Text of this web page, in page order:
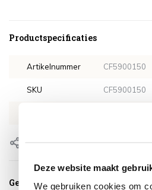
Deze website maakt
We gebruiken cookies om
Productspecificaties
Artikelnummer CF5900150
SKU CF5900150
Delen
Gerelateerde producten